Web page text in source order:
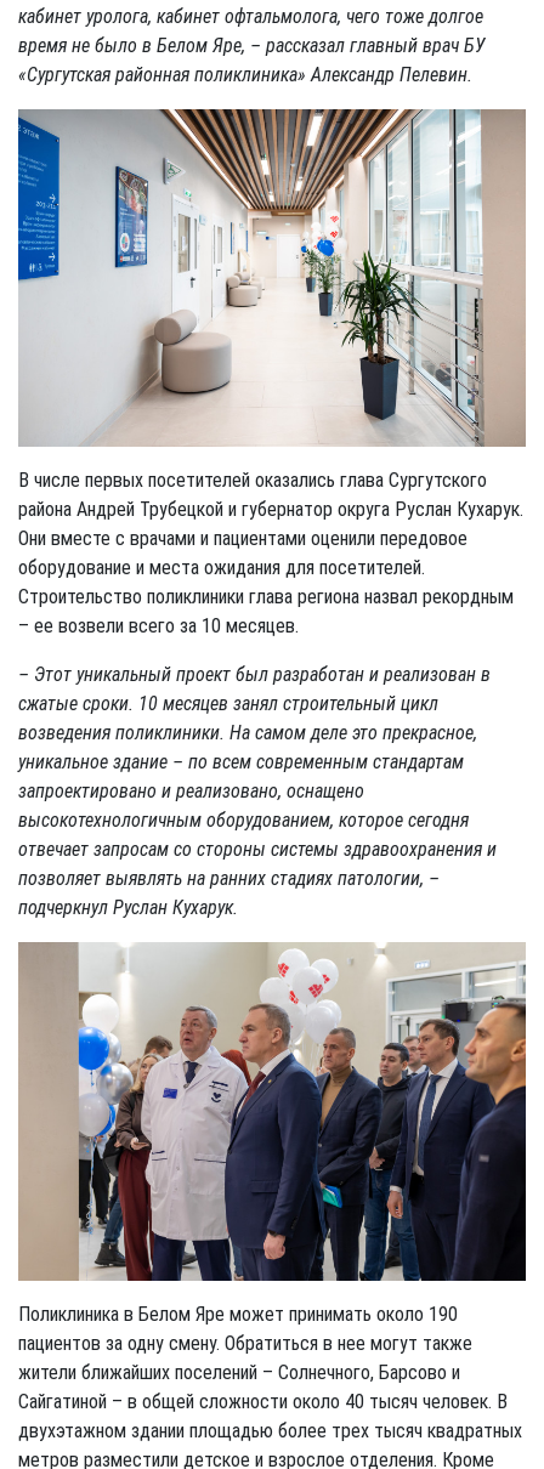
кабинет уролога, кабинет офтальмолога, чего тоже долгое
время не было в Белом Яре, – рассказал главный врач БУ
«Сургутская районная поликлиника» Александр Пелевин.
В числе первых посетителей оказались глава Сургутского
района Андрей Трубецкой и губернатор округа Руслан Кухарук.
Они вместе с врачами и пациентами оценили передовое
оборудование и места ожидания для посетителей.
Строительство поликлиники глава региона назвал рекордным
– ее возвели всего за 10 месяцев.
– Этот уникальный проект был разработан и реализован в
сжатые сроки. 10 месяцев занял строительный цикл
возведения поликлиники. На самом деле это прекрасное,
уникальное здание – по всем современным стандартам
запроектировано и реализовано, оснащено
высокотехнологичным оборудованием, которое сегодня
отвечает запросам со стороны системы здравоохранения и
позволяет выявлять на ранних стадиях патологии, –
подчеркнул Руслан Кухарук.
Поликлиника в Белом Яре может принимать около 190
пациентов за одну смену. Обратиться в нее могут также
жители ближайших поселений – Солнечного, Барсово и
Сайгатиной – в общей сложности около 40 тысяч человек. В
двухэтажном здании площадью более трех тысяч квадратных
метров разместили детское и взрослое отделения. Кроме